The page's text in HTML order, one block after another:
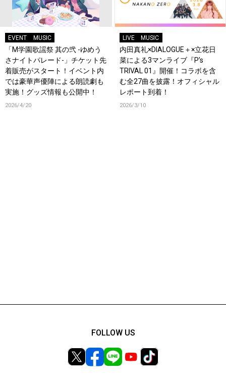
EVENT MUSIC
「M学園歌謡祭 其の弐 -ゆめう
さナイトパレード-」チケット先
着販売がスタート！イベント内
では豪華声優陣による朗読劇も
実施！グッズ情報も公開中！
2026/4/20
LIVE MUSIC
内田真礼×DIALOGUE＋×立花日
菜による3マンライブ『P’s
TRIVAL 01』開催！コラボを含
む全27曲を披露！オフィシャル
レポート到着！
2026/3/10
FOLLOW US